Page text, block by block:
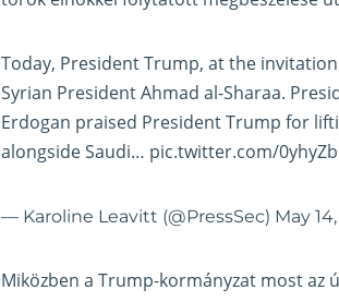
Today, President Trump, at the
Syrian President Ahmad al-Sharaa.
Erdogan praised President Trump for
alongside Saudi… pic.twitter.com/
— Karoline Leavitt (@PressSec) May
Miközben a Trump-kormányzat most az